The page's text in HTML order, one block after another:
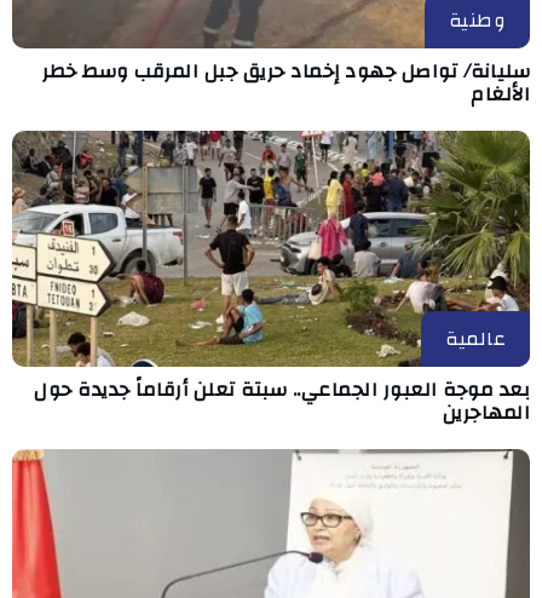
وطنية
سليانة/ تواصل جهود إخماد حريق جبل المرقب وسط خطر
الألغام
عالمية
بعد موجة العبور الجماعي.. سبتة تعلن أرقاماً جديدة حول
المهاجرين